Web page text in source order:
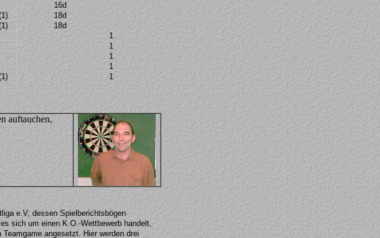
16d
18d
18d
1
1
1
1
1
auftauchen,
e.V, dessen Spielberichtsbögen
sich um einen K.O.-Wettbewerb handelt,
angesetzt. Hier werden drei